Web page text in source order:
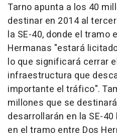
Tarno apunta a los 40
destinar en 2014 al
la SE-40, donde el tramo
Hermanas "estará
lo que significará cerrar
infraestructura que
importante el tráfico".
millones que se
desarrollarán en la SE-